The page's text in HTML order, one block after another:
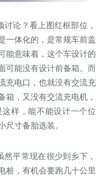
论？看上图红框部位，
一体化的，是常规车前盖
能意味着，这个车设计的
可能没有设计前备箱。而
充电口，也就没有交流充
箱，又没有交流充电机，
样，能不能设计一个位
寸备胎选装。
平常现在很少到乡下，
桩，有机会要跑几十公里